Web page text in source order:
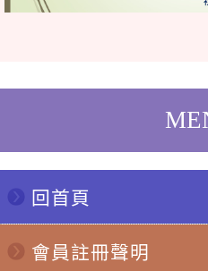
回首頁
會員註冊聲明